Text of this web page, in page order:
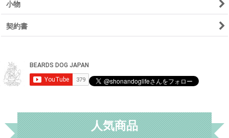
小物
契約書
人気商品